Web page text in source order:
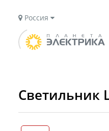
Россия
Светильник